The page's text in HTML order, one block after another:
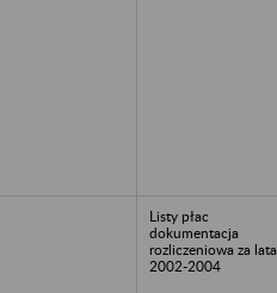
Listy płac
dokumentacja
rozliczeniowa za lata
2002-2004